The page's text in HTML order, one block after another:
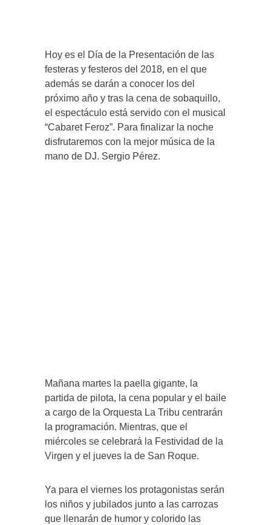
Hoy es el Día de la Presentación de las
festeras y festeros del 2018, en el que
además se darán a conocer los del
próximo año y tras la cena de sobaquillo,
el espectáculo está servido con el musical
“Cabaret Feroz”. Para finalizar la noche
disfrutaremos con la mejor música de la
mano de DJ. Sergio Pérez.
Mañana martes la paella gigante, la
partida de pilota, la cena popular y el baile
a cargo de la Orquesta La Tribu centrarán
la programación. Mientras, que el
miércoles se celebrará la Festividad de la
Virgen y el jueves la de San Roque.
Ya para el viernes los protagonistas serán
los niños y jubilados junto a las carrozas
que llenarán de humor y colorido las